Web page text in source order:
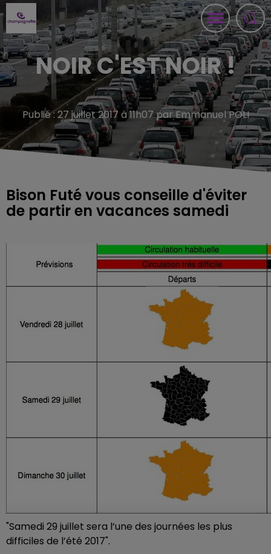
NOIR C'EST NOIR !
Publié : 27 juillet 2017 à 11h07 par Emmanuel POLI
Bison Futé vous conseille d'éviter
de partir en vacances samedi
"Samedi 29 juillet sera l’une des journées les plus
difficiles de l’été 2017".